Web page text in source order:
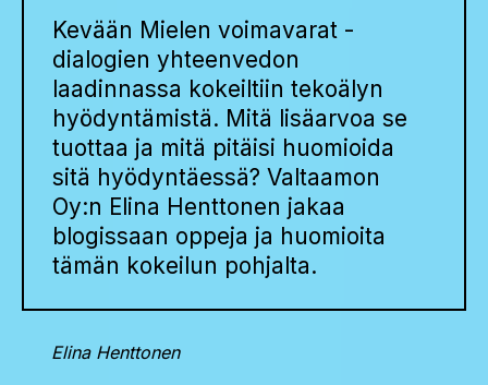
Kevään Mielen voimavarat -
dialogien yhteenvedon
laadinnassa kokeiltiin tekoälyn
hyödyntämistä. Mitä lisäarvoa se
tuottaa ja mitä pitäisi huomioida
sitä hyödyntäessä? Valtaamon
Oy:n Elina Henttonen jakaa
blogissaan oppeja ja huomioita
tämän kokeilun pohjalta.
Elina Henttonen